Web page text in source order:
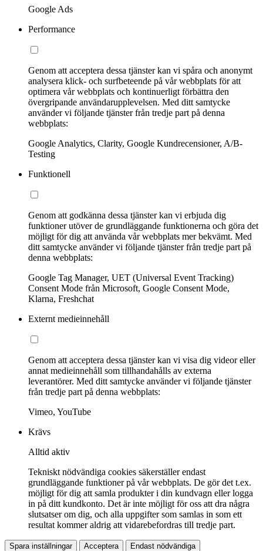
Google Ads
Performance
Genom att acceptera dessa tjänster kan vi spåra och anonymt
analysera klick- och surfbeteende på vår webbplats för att
optimera vår webbplats och kontinuerligt förbättra den
övergripande användarupplevelsen. Med ditt samtycke
använder vi följande tjänster från tredje part på denna
webbplats:
Google Analytics, Clarity, Google Kundrecensioner, A/B-
Testing
Funktionell
Genom att godkänna dessa tjänster kan vi erbjuda dig
funktioner utöver de grundläggande funktionerna och göra det
möjligt för dig att använda vår webbplats mer bekvämt. Med
ditt samtycke använder vi följande tjänster från tredje part på
denna webbplats:
Google Tag Manager, UET (Universal Event Tracking)
Consent Mode från Microsoft, Google Consent Mode,
Klarna, Freshchat
Externt medieinnehåll
Genom att acceptera dessa tjänster kan vi visa dig videor eller
annat medieinnehåll som tillhandahålls av externa
leverantörer. Med ditt samtycke använder vi följande tjänster
från tredje part på denna webbplats:
Vimeo, YouTube
Krävs
Alltid aktiv
Tekniskt nödvändiga cookies säkerställer endast
grundläggande funktioner på vår webbplats. De gör det t.ex.
möjligt för dig att samla produkter i din kundvagn eller logga
in på ditt kundkonto. Det är inte möjligt för oss att dra några
slutsatser om dig, och alla uppgifter som samlas in som ett
resultat kommer aldrig att vidarebefordras till tredje part.
Spara inställningar Acceptera Endast nödvändiga